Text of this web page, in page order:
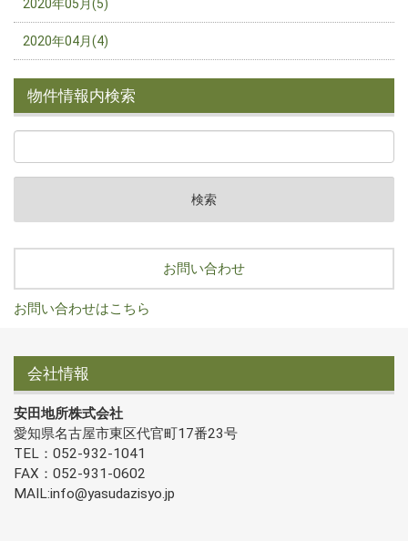
2020年05月(5)
2020年04月(4)
物件情報内検索
お問い合わせ
お問い合わせはこちら
会社情報
安田地所株式会社
愛知県名古屋市東区代官町17番23号
TEL：052-932-1041
FAX：052-931-0602
MAIL:info@yasudazisyo.jp